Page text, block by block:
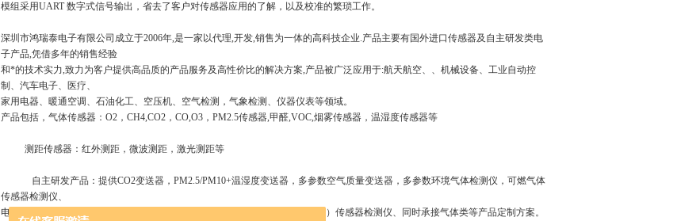
模组采用UART 数字式信号输出，省去了客户对传感器应用的了解，以及校准的繁琐工作。
深圳市鸿瑞泰电子有限公司成立于2006年,是一家以代理,开发,销售为一体的高科技企业.产品主要有国外进口传感器及自主研发类电
子产品,凭借多年的销售经验
和*的技术实力,致力为客户提供高品质的产品服务及高性价比的解决方案,产品被广泛应用于:航天航空、、机械设备、工业自动控
制、汽车电子、医疗、
家用电器、暖通空调、石油化工、空压机、空气检测，气象检测、仪器仪表等领域。
产品包括，气体传感器：O2，CH4,CO2，CO,O3，PM2.5传感器,甲醛,VOC,烟雾传感器，温湿度传感器等
测距传感器：红外测距，微波测距，激光测距等
自主研发产品：提供CO2变送器，PM2.5/PM10+温湿度变送器，多参数空气质量变送器，多参数环境气体检测仪，可燃气体
传感器检测仪、
电化学有毒气体传感器检测仪、电化学氧气传感器检测仪、有机挥发物（VOC）传感器检测仪、同时承接气体类等产品定制方案。